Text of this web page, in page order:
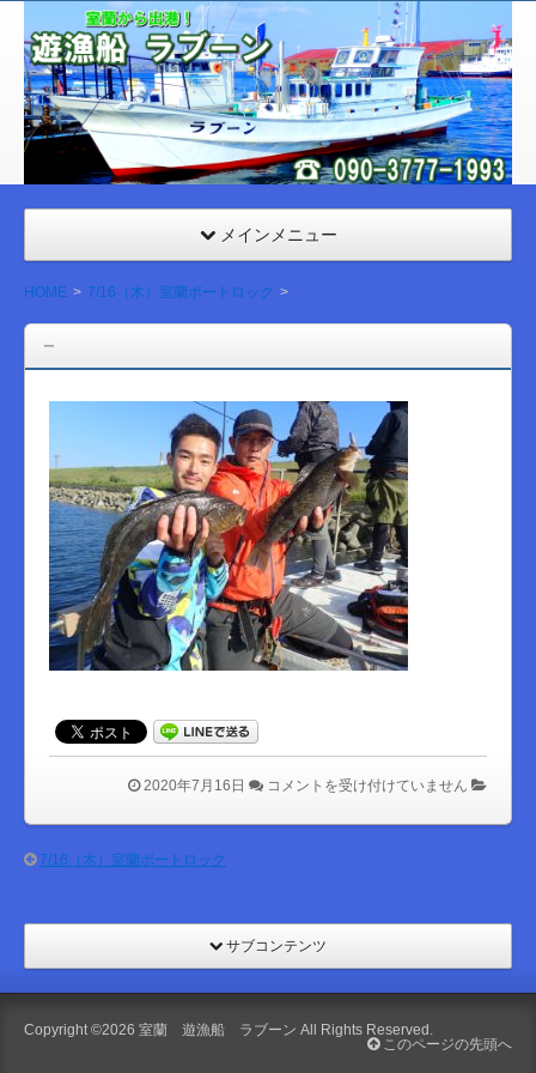
室
蘭
遊漁
船
ラブ
ーン
メインメニュー
HOME 7/16（木）室蘭ボートロック
2020年7月16日 は
コメントを受け付けていません
7/16（木）室蘭ボートロック
サブコンテンツ
Copyright ©2026 室蘭 遊漁船 ラブーン All Rights Reserved.
このページの先頭へ